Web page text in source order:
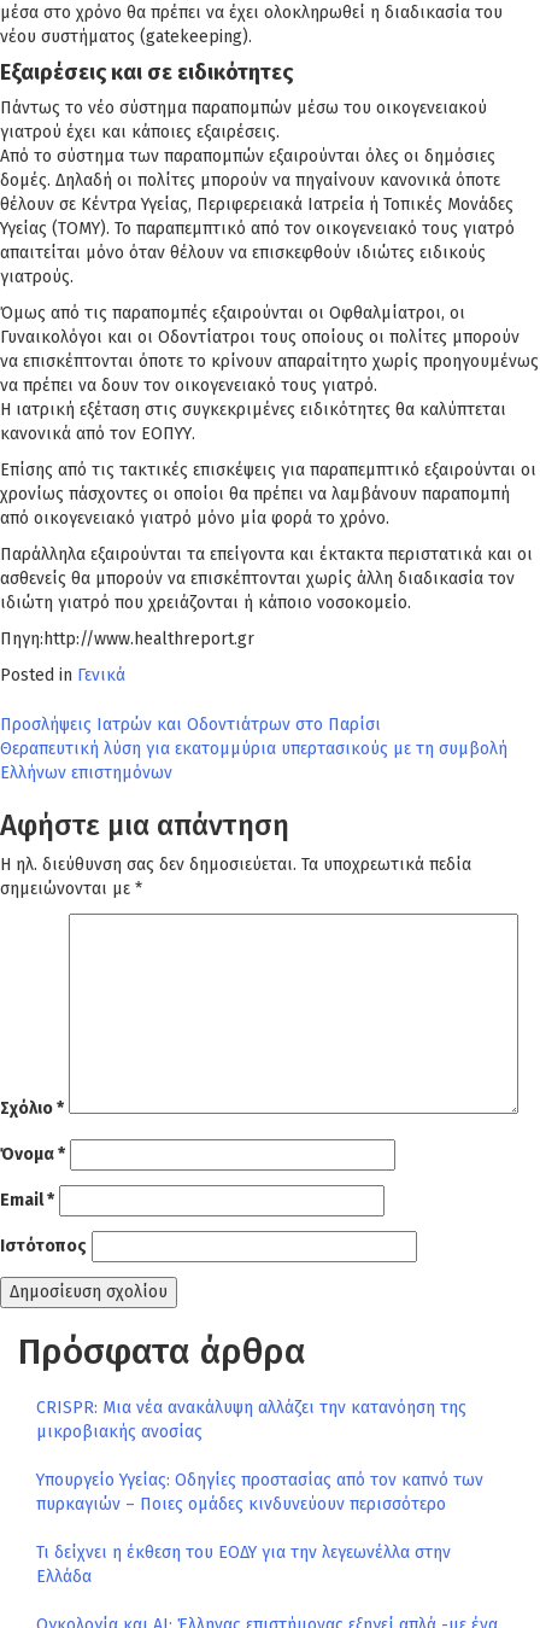
μέσα στο χρόνο θα πρέπει να έχει ολοκληρωθεί η διαδικασία του
νέου συστήματος (gatekeeping).
Εξαιρέσεις και σε ειδικότητες
Πάντως το νέο σύστημα παραπομπών μέσω του οικογενειακού
γιατρού έχει και κάποιες εξαιρέσεις.
Από το σύστημα των παραπομπών εξαιρούνται όλες οι δημόσιες
δομές. Δηλαδή οι πολίτες μπορούν να πηγαίνουν κανονικά όποτε
θέλουν σε Κέντρα Υγείας, Περιφερειακά Ιατρεία ή Τοπικές Μονάδες
Υγείας (ΤΟΜΥ). Το παραπεμπτικό από τον οικογενειακό τους γιατρό
απαιτείται μόνο όταν θέλουν να επισκεφθούν ιδιώτες ειδικούς
γιατρούς.
Όμως από τις παραπομπές εξαιρούνται οι Οφθαλμίατροι, οι
Γυναικολόγοι και οι Οδοντίατροι τους οποίους οι πολίτες μπορούν
να επισκέπτονται όποτε το κρίνουν απαραίτητο χωρίς προηγουμένως
να πρέπει να δουν τον οικογενειακό τους γιατρό.
Η ιατρική εξέταση στις συγκεκριμένες ειδικότητες θα καλύπτεται
κανονικά από τον ΕΟΠΥΥ.
Επίσης από τις τακτικές επισκέψεις για παραπεμπτικό εξαιρούνται οι
χρονίως πάσχοντες οι οποίοι θα πρέπει να λαμβάνουν παραπομπή
από οικογενειακό γιατρό μόνο μία φορά το χρόνο.
Παράλληλα εξαιρούνται τα επείγοντα και έκτακτα περιστατικά και οι
ασθενείς θα μπορούν να επισκέπτονται χωρίς άλλη διαδικασία τον
ιδιώτη γιατρό που χρειάζονται ή κάποιο νοσοκομείο.
Πηγη:http://www.healthreport.gr
Posted in Γενικά
Πλοήγηση
άρθρων
Προσλήψεις Ιατρών και Οδοντιάτρων στο Παρίσι
Θεραπευτική λύση για εκατομμύρια υπερτασικούς με τη συμβολή
Ελλήνων επιστημόνων
Αφήστε μια απάντηση
Η ηλ. διεύθυνση σας δεν δημοσιεύεται. Τα υποχρεωτικά πεδία
σημειώνονται με *
Σχόλιο*
Όνομα*
Email*
Ιστότοπος
Πρόσφατα άρθρα
CRISPR: Μια νέα ανακάλυψη αλλάζει την κατανόηση της
μικροβιακής ανοσίας
Υπουργείο Υγείας: Οδηγίες προστασίας από τον καπνό των
πυρκαγιών – Ποιες ομάδες κινδυνεύουν περισσότερο
Τι δείχνει η έκθεση του ΕΟΔΥ για την λεγεωνέλλα στην
Ελλάδα